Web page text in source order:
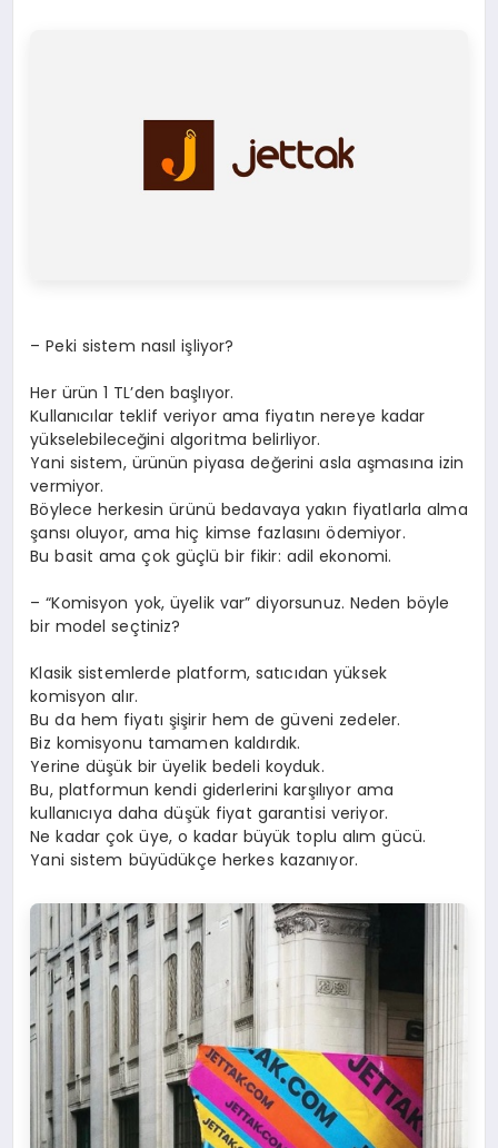
– Peki sistem nasıl işliyor?
Her ürün 1 TL’den başlıyor.
Kullanıcılar teklif veriyor ama fiyatın nereye kadar
yükselebileceğini algoritma belirliyor.
Yani sistem, ürünün piyasa değerini asla aşmasına izin
vermiyor.
Böylece herkesin ürünü bedavaya yakın fiyatlarla alma
şansı oluyor, ama hiç kimse fazlasını ödemiyor.
Bu basit ama çok güçlü bir fikir: adil ekonomi.
– “Komisyon yok, üyelik var” diyorsunuz. Neden böyle
bir model seçtiniz?
Klasik sistemlerde platform, satıcıdan yüksek
komisyon alır.
Bu da hem fiyatı şişirir hem de güveni zedeler.
Biz komisyonu tamamen kaldırdık.
Yerine düşük bir üyelik bedeli koyduk.
Bu, platformun kendi giderlerini karşılıyor ama
kullanıcıya daha düşük fiyat garantisi veriyor.
Ne kadar çok üye, o kadar büyük toplu alım gücü.
Yani sistem büyüdükçe herkes kazanıyor.